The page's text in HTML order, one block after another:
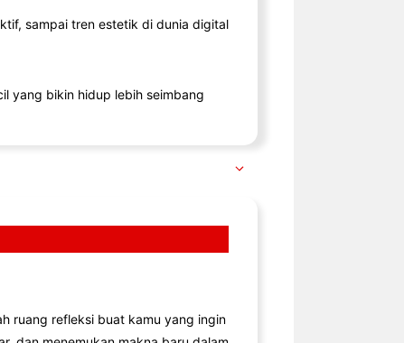
sampai tren estetik di dunia digital
yang bikin hidup lebih seimbang
ruang refleksi buat kamu yang ingin